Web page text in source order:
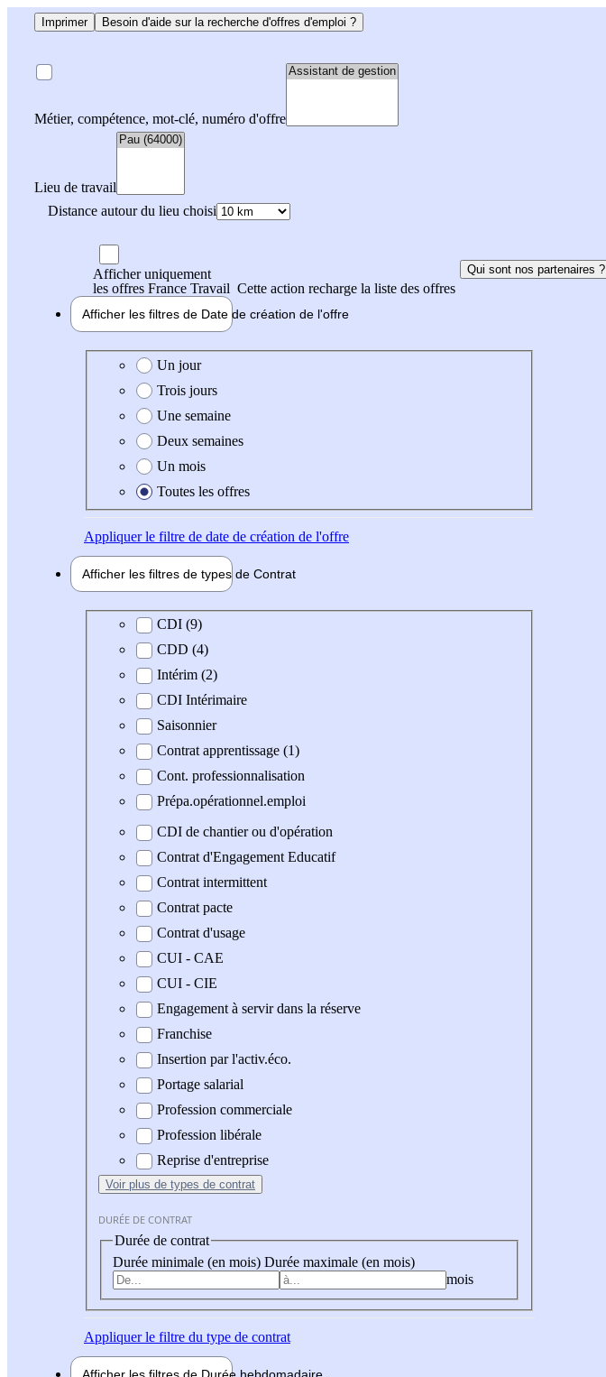
Imprimer Besoin d'aide sur la recherche d'offres d'emploi ?
Métier, compétence, mot-clé, numéro d'offre
Lieu de travail
Distance autour du lieu choisi
Afficher uniquement
les offres France Travail Cette action recharge la liste des offres
Qui sont nos partenaires ?
Afficher les filtres de Date de création de l'offre
Date de création de l'offre
Un jour
Trois jours
Une semaine
Deux semaines
Un mois
Toutes les offres
Appliquerle filtre de date de création de l'offre
Afficher les filtres de types de Contrat
Type de contrat
CDI (9)
CDD (4)
Intérim (2)
CDI Intérimaire
Saisonnier
Contrat apprentissage (1)
Cont. professionnalisation
Prépa.opérationnel.emploi
CDI de chantier ou d'opération
Contrat d'Engagement Educatif
Contrat intermittent
Contrat pacte
Contrat d'usage
CUI - CAE
CUI - CIE
Engagement à servir dans la réserve
Franchise
Insertion par l'activ.éco.
Portage salarial
Profession commerciale
Profession libérale
Reprise d'entreprise
Voir plus de types de contrat
DURÉE DE CONTRAT
Durée de contrat
Durée minimale (en mois) Durée maximale (en mois)
mois
Appliquerle filtre du type de contrat
Afficher les filtres de Durée hebdomadaire